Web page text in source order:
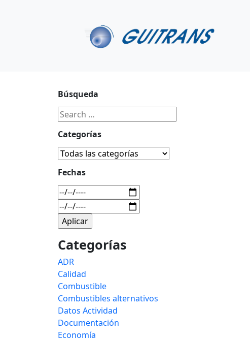
Búsqueda
Categorías
Fechas
Categorías
ADR
Calidad
Combustible
Combustibles alternativos
Datos Actividad
Documentación
Economía